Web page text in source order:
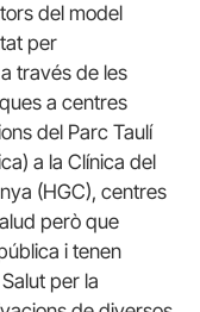
del model
per
través de les
a centres
del Parc Taulí
a la Clínica del
(HGC), centres
però que
i tenen
per la